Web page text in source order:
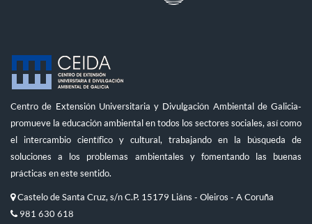
Centro de Extensión Universitaria y Divulgación Ambiental de Galicia-
promueve la educación ambiental en todos los sectores sociales, así como
el intercambio científico y cultural, trabajando en la búsqueda de
soluciones a los problemas ambientales y fomentando las buenas
prácticas en este sentido.
Castelo de Santa Cruz, s/n C.P. 15179 Liáns - Oleiros - A Coruña
981 630 618